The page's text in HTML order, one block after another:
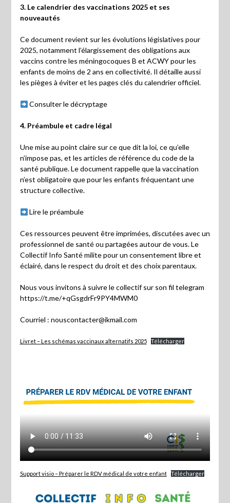
3. Le calendrier des vaccinations 2025 et ses
nouveautés
Ce document revient sur les évolutions législatives pour
2025, notamment l’élargissement des obligations aux
vaccins contre les méningocoques B et ACWY pour les
enfants de moins de 2 ans en collectivité. Il détaille aussi
les pièges à éviter et les pages clés du calendrier officiel.
Consulter le décryptage
4. Préambule et cadre légal
Une mise au point claire sur ce que dit la loi, ce qu’elle
n’impose pas, et les articles de référence du code de la
santé publique. Le document rappelle que la vaccination
n’est obligatoire que pour les enfants fréquentant une
structure collective.
Lire le préambule
Ces ressources peuvent être imprimées, discutées avec un
professionnel de santé ou partagées autour de vous. Le
Collectif Info Santé milite pour un consentement libre et
éclairé, dans le respect du droit et des choix parentaux.
Nous vous invitons à suivre le collectif sur son fil telegram
https://t.me/+qGsgdrFr9PY4MWM0
Courriel : nouscontacter@ikmail.com
Livret – Les schémas vaccinaux alternatifs 2025 Télécharger
Support visio – Préparer le RDV médical de votre enfant Télécharger